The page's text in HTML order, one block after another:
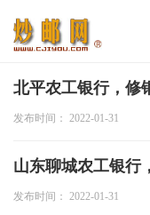
首
钱
北平农工银行，修
发布时间： 2022-01-31
山东聊城农工银行
发布时间： 2022-01-31